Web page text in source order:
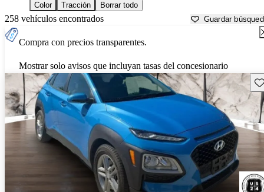
Color
Tracción Borrar todo
258 vehículos encontrados Guardar
Compra con precios transparentes.
Mostrar solo avisos que incluyan tasas del concesionario